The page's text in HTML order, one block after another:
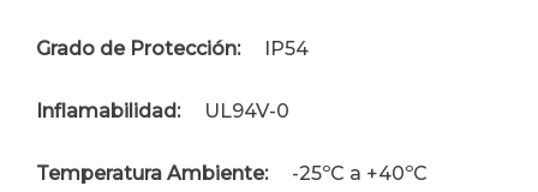
Grado de Protección:IP54
Inflamabilidad: UL94V-0
Temperatura Ambiente: -25ºC a +40ºC